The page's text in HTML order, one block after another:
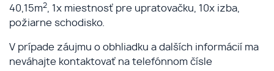
40,15m2
, 1x miestnosť pre upratovačku, 10x izba,
požiarne schodisko.
V prípade záujmu o obhliadku a dalších informácií ma
neváhajte kontaktovať na telefónnom čísle